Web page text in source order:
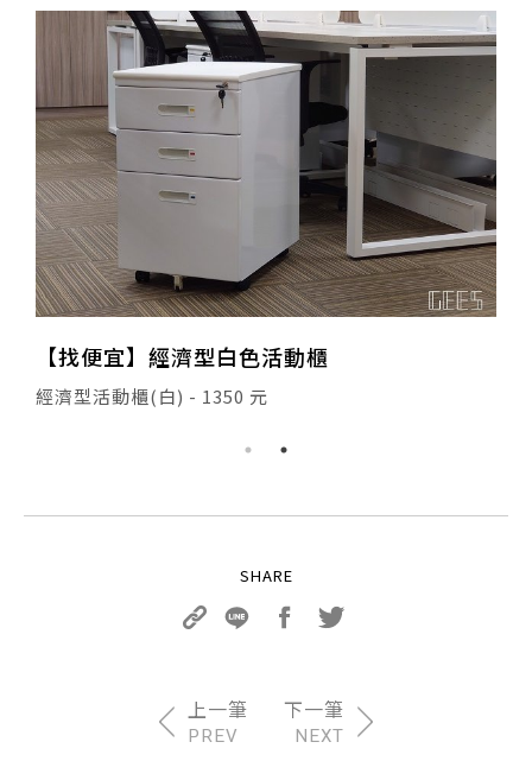
【熱銷款】KD-01 高背主管椅
【熱銷中 】KD-01 高背主管椅 - 2500元
PREV NEXT